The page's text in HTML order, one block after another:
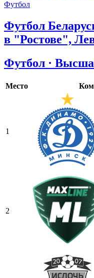
Футбол
Футбол
в "Ростове",
Футбол ·
Место
1
2